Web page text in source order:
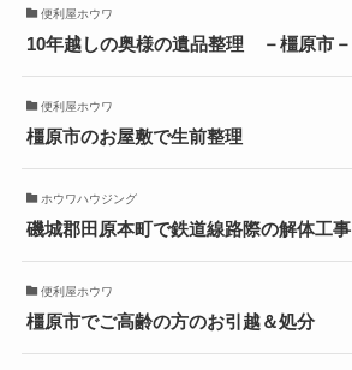
便利屋ホウワ
10年越しの奥様の遺品整理 －橿原市－
便利屋ホウワ
橿原市のお屋敷で生前整理
ホウワハウジング
磯城郡田原本町で鉄道線路際の解体工事
便利屋ホウワ
橿原市でご高齢の方のお引越＆処分